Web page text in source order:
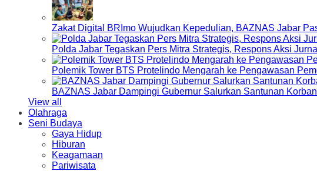
Zakat Digital BRImo Wujudkan Kepedulian, BAZNAS Jabar
Polda Jabar Tegaskan Pers Mitra Strategis, Respons Aksi
Polemik Tower BTS Protelindo Mengarah ke Pengawasan
BAZNAS Jabar Dampingi Gubernur Salurkan Santunan
View all
Olahraga
Seni Budaya
Gaya Hidup
Hiburan
Keagamaan
Pariwisata